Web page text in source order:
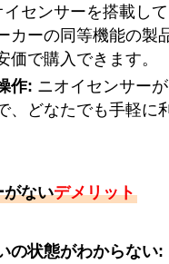
イセンサーを搭載し
カーの同等機能の製
価で購入できます。
作: ニオイセンサーが
、どなたでも手軽に
がないデメリット
の状態がわからない: